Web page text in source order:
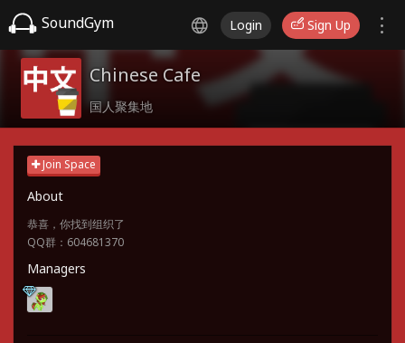
SoundGym Login Sign Up
Chinese Cafe
国人聚集地
Join Space
About
恭喜，你找到组织了
QQ群：604681370
Managers